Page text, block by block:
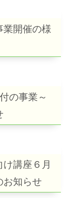
業開催の様
の事業～
け講座６月
お知らせ